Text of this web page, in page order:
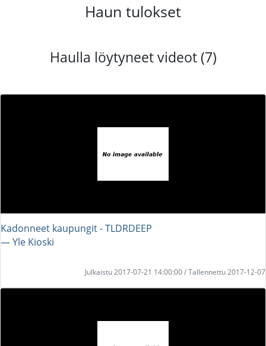
Haun tulokset
Haulla löytyneet videot (7)
Kadonneet kaupungit - TLDRDEEP
― Yle Kioski
Julkaistu 2017-07-21 14:00:00 / Tallennettu 2017-12-07